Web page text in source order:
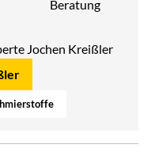
Beratung